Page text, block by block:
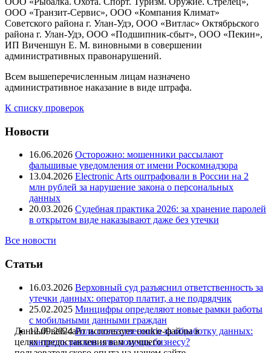
ООО «Транзит-Сервис», ООО «Компания Климат»
Советского района г. Улан-Удэ, ООО «Витлас» Октябрьского
района г. Улан-Удэ, ООО «Подшипник-сбыт», ООО «Пекин»,
ИП Виченшун Е. М. виновными в совершении
административных правонарушений.
Всем вышеперечисленным лицам назначено
административное наказание в виде штрафа.
К списку проверок
Новости
16.06.2026 Осторожно: мошенники рассылают
фальшивые уведомления от имени Роскомнадзора
13.04.2026 Electronic Arts оштрафовали в России на 2
млн рублей за нарушение закона о персональных
данных
20.03.2026 Судебная практика 2026: за хранение паролей
в открытом виде наказывают даже без утечки
Все новости
Статьи
16.03.2026 Верховный суд разъяснил ответственность за
утечки данных: оператор платит, а не подрядчик
25.02.2025 Минцифры определяют новые рамки работы
с мобильными данными граждан
12.09.2024 Роль ответственного за обработку данных:
контроль рисков или помощь бизнесу?
Данный веб-сайт использует cookie-файлы в
целях предоставления вам лучшего